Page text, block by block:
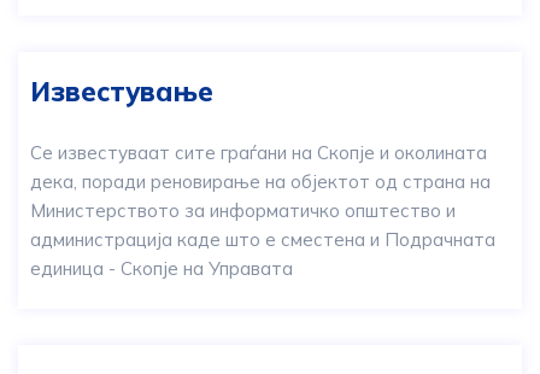
Известување
Се известуваат сите граѓани на Скопје и околината
дека, поради реновирање на објектот од страна на
Министерството за информатичко општество и
администрација каде што е сместена и Подрачната
единица - Скопје на Управата